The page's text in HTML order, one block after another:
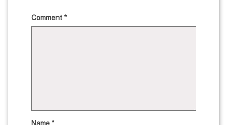
Comment *